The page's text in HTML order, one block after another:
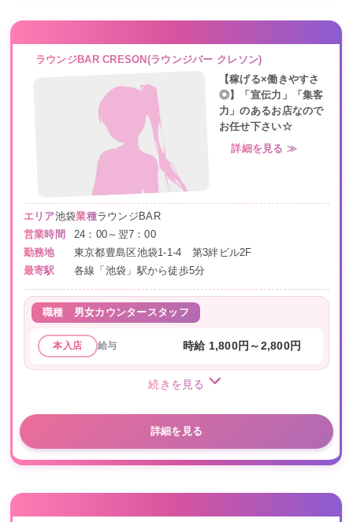
ラウンジBAR CRESON(ラウンジバー クレソン)
【稼げる×働きやすさ
◎】「宣伝力」「集客
力」のあるお店なので
お任せ下さい☆
詳細を見る ≫
エリア池袋業種ラウンジBAR
営業時間
24：00～翌7：00
勤務地
東京都豊島区池袋1-1-4 第3絆ビル2F
最寄駅
各線「池袋」駅から徒歩5分
職種 男女カウンタースタッフ
本入店 給与 時給 1,800円～2,800円
続きを見る
詳細を見る